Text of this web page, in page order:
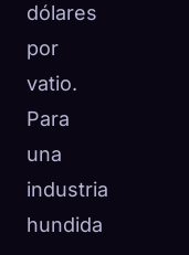
dólares
por
vatio.
Para
una
industria
hundida